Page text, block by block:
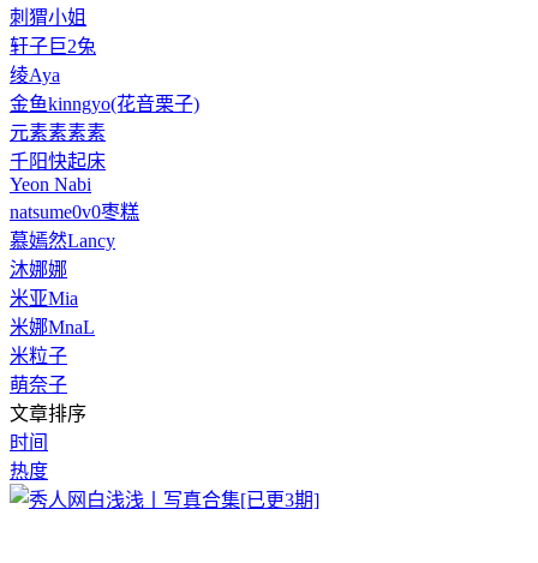
刺猬小姐
轩子巨2兔
绫Aya
金鱼kinngyo(花音栗子)
元素素素素
千阳快起床
Yeon Nabi
natsume0v0枣糕
慕嫣然Lancy
沐娜娜
米亚Mia
米娜MnaL
米粒子
萌奈子
文章排序
时间
热度